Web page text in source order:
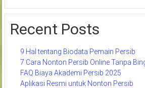
Recent Posts
9 Hal tentang Biodata Pemain Persib
7 Cara Nonton Persib Online Tanpa
FAQ Biaya Akademi Persib 2025
Aplikasi Resmi untuk Nonton Persib